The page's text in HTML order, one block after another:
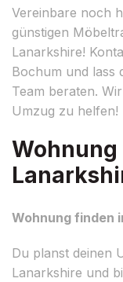
Vereinbare noch
günstigen
Lanarkshire!
Bochum und lass
Team beraten.
Umzug zu helfen!
Wohnung finden
Du planst deinen
Lanarkshire und